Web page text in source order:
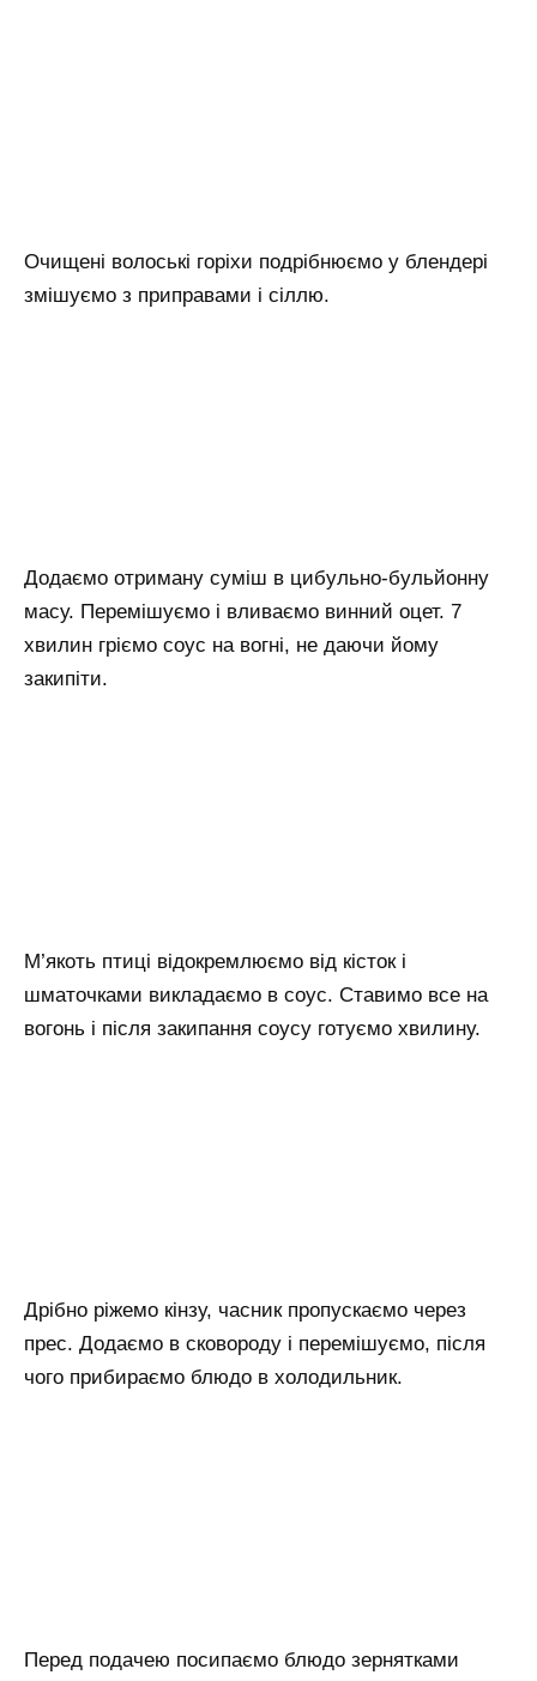
Очищені волоські горіхи подрібнюємо у блендері
змішуємо з приправами і сіллю.
Додаємо отриману суміш в цибульно-бульйонну
масу. Перемішуємо і вливаємо винний оцет. 7
хвилин гріємо соус на вогні, не даючи йому
закипіти.
М’якоть птиці відокремлюємо від кісток і
шматочками викладаємо в соус. Ставимо все на
вогонь і після закипання соусу готуємо хвилину.
Дрібно ріжемо кінзу, часник пропускаємо через
прес. Додаємо в сковороду і перемішуємо, після
чого прибираємо блюдо в холодильник.
Перед подачею посипаємо блюдо зернятками